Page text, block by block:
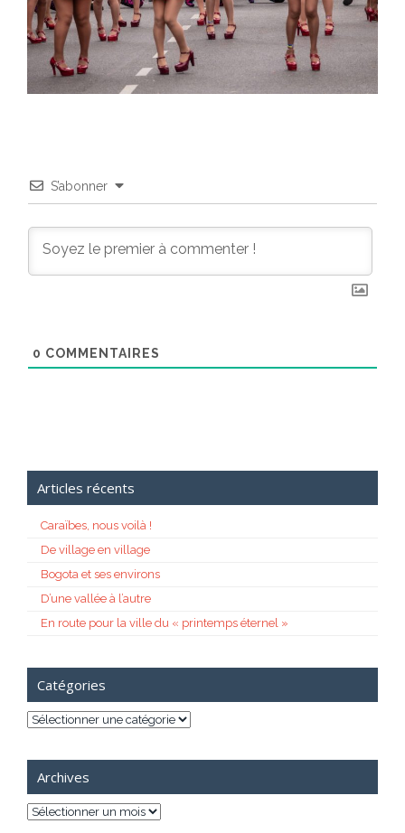
S’abonner
0 COMMENTAIRES
Articles récents
Caraïbes, nous voilà !
De village en village
Bogota et ses environs
D’une vallée à l’autre
En route pour la ville du « printemps éternel »
Catégories
Catégories
Archives
Archives